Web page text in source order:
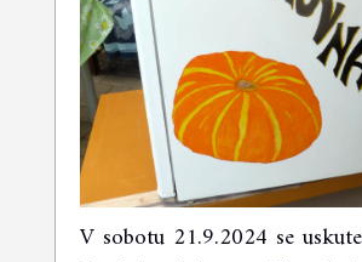
V sobotu 21.9.2024 se